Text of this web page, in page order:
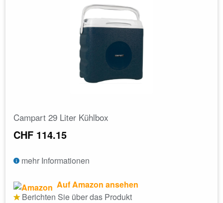
Campart 29 Liter Kühlbox
CHF 114.15
mehr Informationen
Auf Amazon ansehen
Berichten Sie über das Produkt